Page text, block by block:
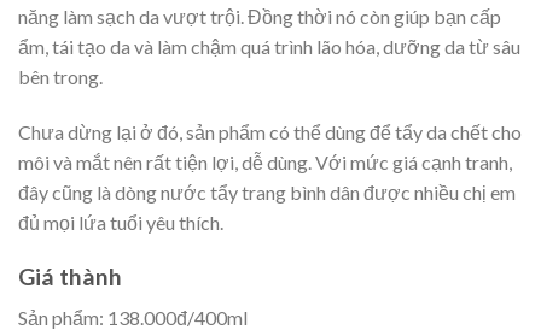
năng làm sạch da vượt trội. Đồng thời nó còn giúp bạn cấp
ẩm, tái tạo da và làm chậm quá trình lão hóa, dưỡng da từ sâu
bên trong.
Chưa dừng lại ở đó, sản phẩm có thể dùng để tẩy da chết cho
môi và mắt nên rất tiện lợi, dễ dùng. Với mức giá cạnh tranh,
đây cũng là dòng nước tẩy trang bình dân được nhiều chị em
đủ mọi lứa tuổi yêu thích.
Giá thành
Sản phẩm: 138.000đ/400ml